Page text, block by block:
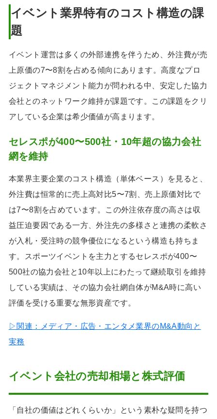
イベント業界特有のコスト構造の課
題
イベント運営は多くの外部連携を伴うため、外注費が売
上原価の7〜8割を占める傾向にあります。高度なプロ
ジェクトマネジメント能力が問われる中、安定した協力
会社とのネットワーク維持が課題です。この課題をクリ
アしている企業は希少価値が高まります。
セレスポが400〜500社・10年超の協力会社
網を維持
本業界主要企業のコスト構造（単体ベース）を見ると、
外注費は恒常的に売上高対比5〜7割、売上原価対比で
は7〜8割を占めています。この外注依存度の高さは収
益圧迫要因である一方、外注先の多様さと連携の柔軟さ
が入札・受注時の競争優位になるという構造も持ちま
す。スポーツイベントを主力とするセレスポが400〜
500社の協力会社と10年以上にわたって継続取引を維持
している実績は、その協力会社網自体がM&A時に高い
評価を受ける重要な無形資産です。
▷関連：メディア・広告・エンタメ業界のM&A動向と
実務
イベント会社の売却相場と株式評価
「自社の価値はどれくらいか」という素朴な疑問を持つ